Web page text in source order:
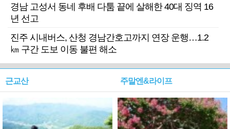
경남 고성서 동네 후배 다툼 끝에 살해한 40대 징역 16
년 선고
진주 시내버스, 산청 경남간호고까지 연장 운행…1.2
㎞ 구간 도보 이동 불편 해소
근교산 주말엔&라이프